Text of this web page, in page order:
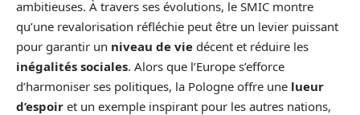
ambitieuses. À travers ses évolutions, le SMIC montre
qu’une revalorisation réfléchie peut être un levier puissant
pour garantir un niveau de vie décent et réduire les
inégalités sociales. Alors que l’Europe s’efforce
d’harmoniser ses politiques, la Pologne offre une lueur
d’espoir et un exemple inspirant pour les autres nations,